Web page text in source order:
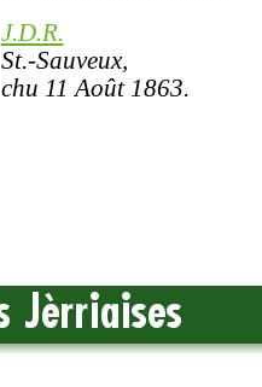
J.D.R.
St.-Sauveux,
chu 11 Août 1863.